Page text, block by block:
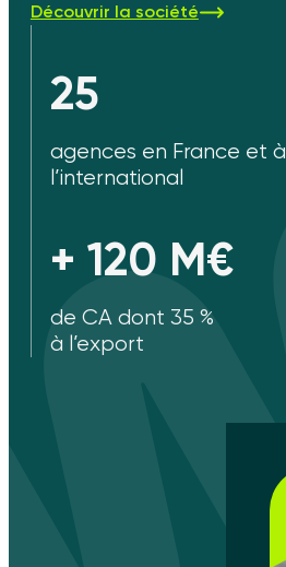
Découvrir la société
25
agences en France et à
l’international
+ 120 M€
de CA dont 35 %
à l’export